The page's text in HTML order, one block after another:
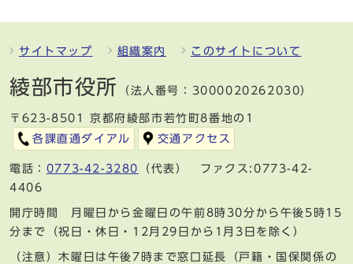
サイトマップ 組織案内 このサイトについて
綾部市役所 （法人番号：3000020262030）
〒623-8501 京都府綾部市若竹町8番地の1
各課直通ダイアル
交通アクセス
電話： 0773-42-3280
（代表） ファクス:0773-42-
4406
開庁時間 月曜日から金曜日の午前8時30分から午後5時15
分まで（祝日・休日・12月29日から1月3日を除く）
（注意）木曜日は午後7時まで窓口延長（戸籍・国保関係の